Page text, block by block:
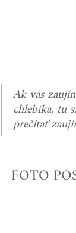
Ak vás
chlebíka, tu
prečítať
FOTO